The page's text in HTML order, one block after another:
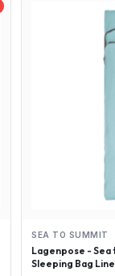
SEA TO SUMMIT
Lagenpose -
Sleeping Bag